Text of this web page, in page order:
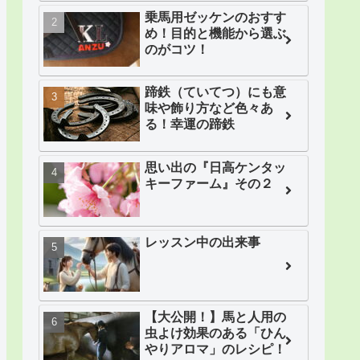
乗馬用ゼッケンのおすす
め！目的と機能から選ぶ
のがコツ！
蹄鉄（ていてつ）にも意
味や飾り方など色々あ
る！幸運の蹄鉄
思い出の『日高ケンタッ
キーファーム』その２
レッスン中の出来事
【大公開！】馬と人用の
虫よけ効果のある「ひん
やりアロマ」のレシピ！